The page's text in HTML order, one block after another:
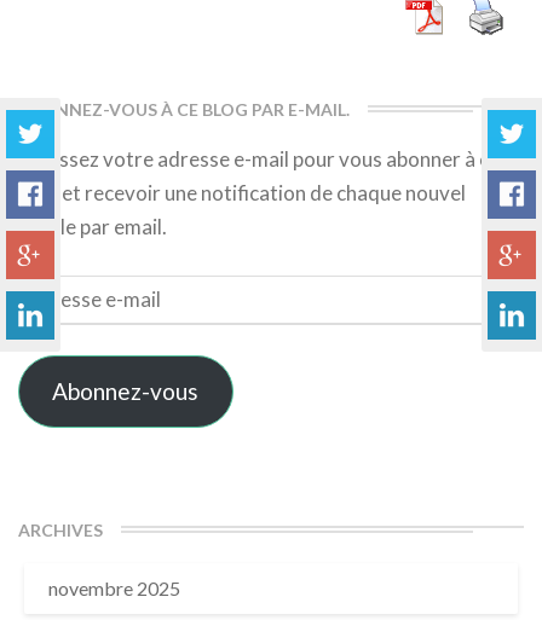
ABONNEZ-VOUS À CE BLOG PAR E-MAIL.
Saisissez votre adresse e-mail pour vous abonner à ce
blog et recevoir une notification de chaque nouvel
article par email.
Adresse
e-
mail
Abonnez-vous
ARCHIVES
novembre 2025